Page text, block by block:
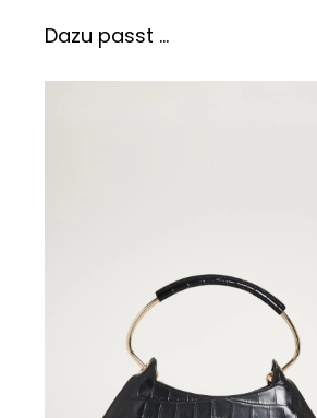
Dazu passt ...